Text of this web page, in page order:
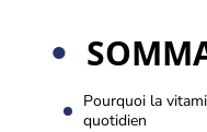
Pourquoi la
quotidien